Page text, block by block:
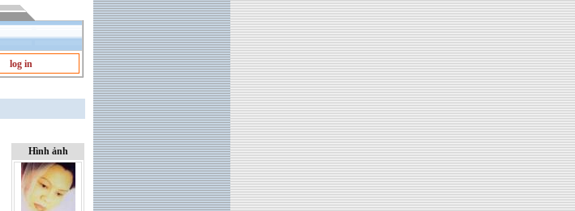
log in
Hình ảnh